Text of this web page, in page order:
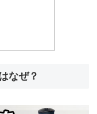
なぜ？